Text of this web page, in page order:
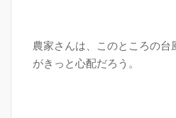
農家さんは、このところの台
がきっと心配だろう。